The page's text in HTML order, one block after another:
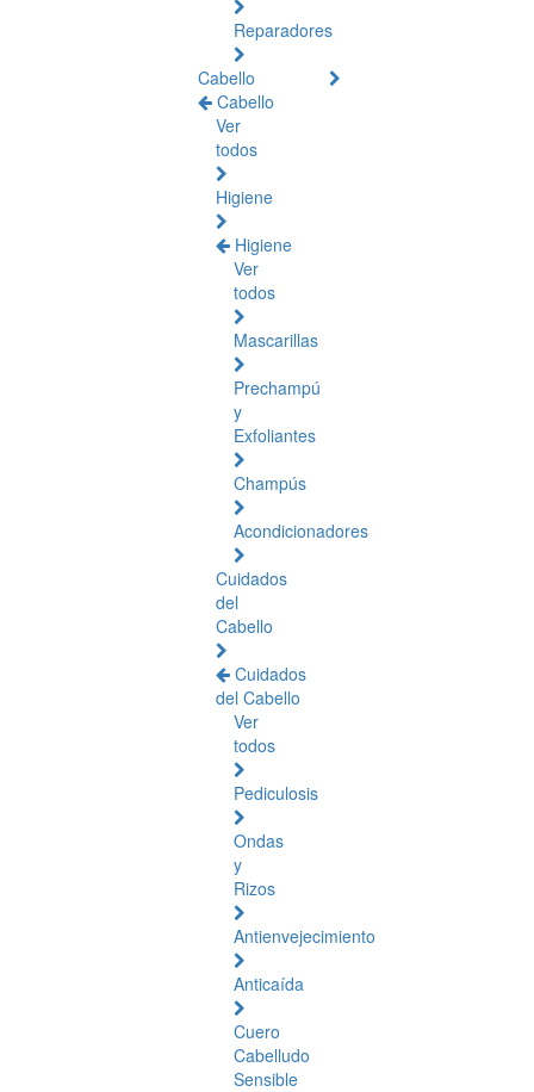
Reparadores
Cabello
Cabello
Ver
todos
Higiene
Higiene
Ver
todos
Mascarillas
Prechampú
y
Exfoliantes
Champús
Acondicionadores
Cuidados
del
Cabello
Cuidados
del Cabello
Ver
todos
Pediculosis
Ondas
y
Rizos
Antienvejecimiento
Anticaída
Cuero
Cabelludo
Sensible